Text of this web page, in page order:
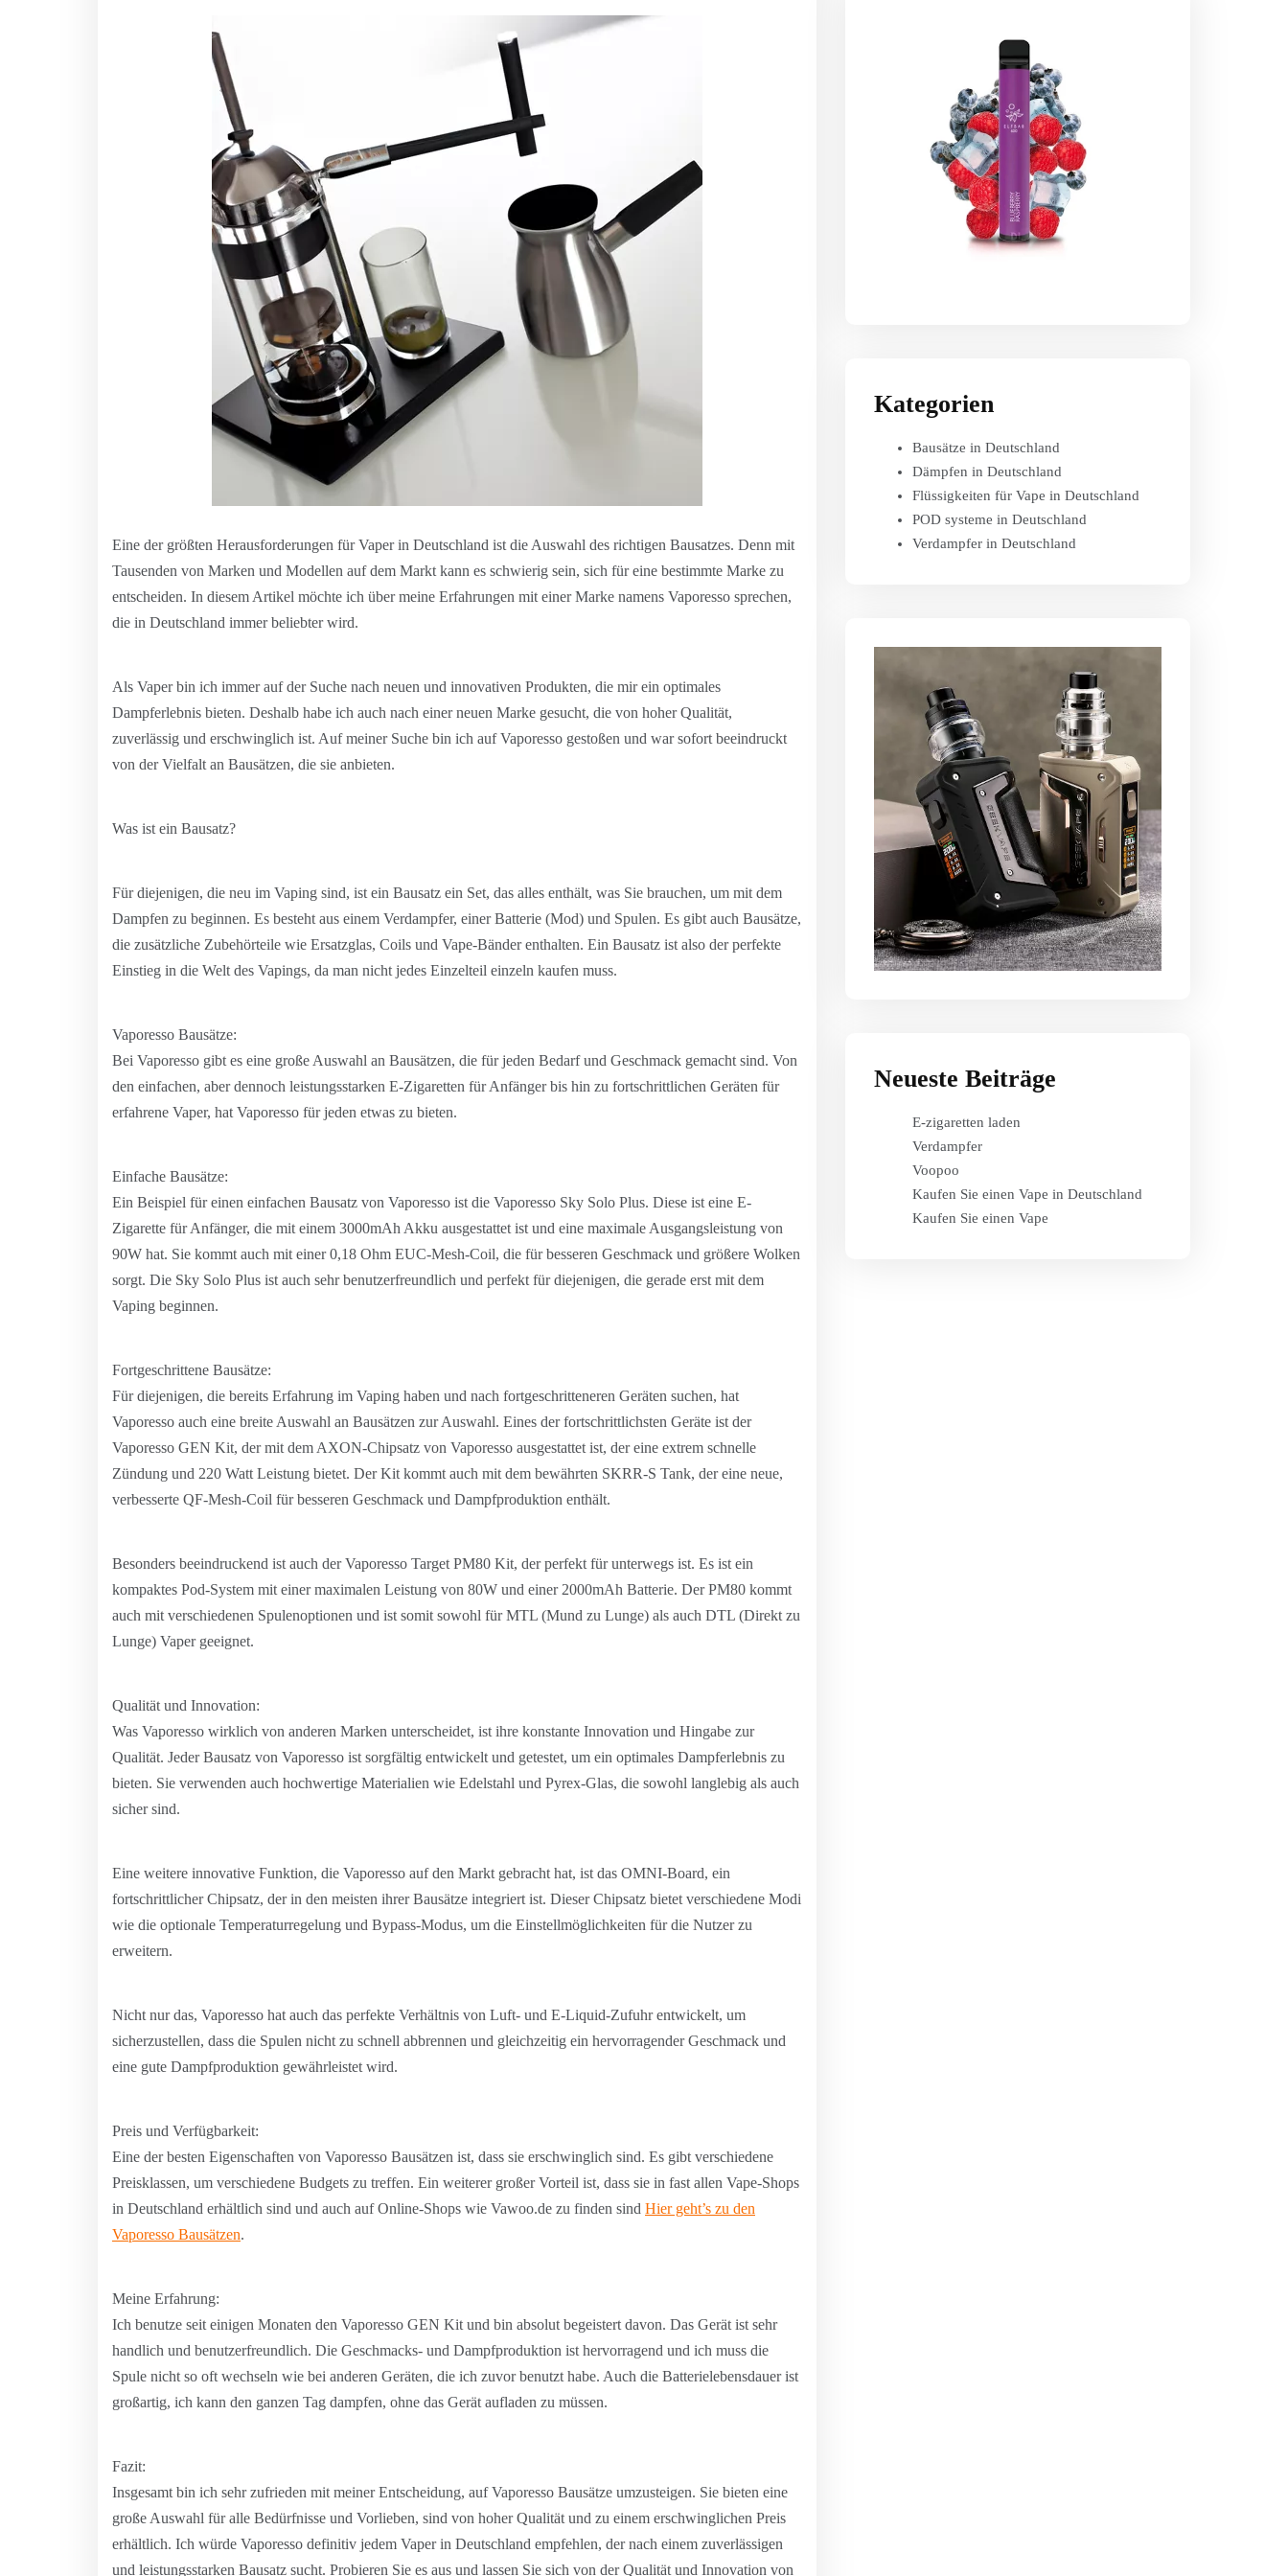
Eine der größten Herausforderungen für Vaper in Deutschland ist die Auswahl des richtigen Bausatzes. Denn mit
Tausenden von Marken und Modellen auf dem Markt kann es schwierig sein, sich für eine bestimmte Marke zu
entscheiden. In diesem Artikel möchte ich über meine Erfahrungen mit einer Marke namens Vaporesso sprechen,
die in Deutschland immer beliebter wird.
Als Vaper bin ich immer auf der Suche nach neuen und innovativen Produkten, die mir ein optimales
Dampferlebnis bieten. Deshalb habe ich auch nach einer neuen Marke gesucht, die von hoher Qualität,
zuverlässig und erschwinglich ist. Auf meiner Suche bin ich auf Vaporesso gestoßen und war sofort beeindruckt
von der Vielfalt an Bausätzen, die sie anbieten.
Was ist ein Bausatz?
Für diejenigen, die neu im Vaping sind, ist ein Bausatz ein Set, das alles enthält, was Sie brauchen, um mit dem
Dampfen zu beginnen. Es besteht aus einem Verdampfer, einer Batterie (Mod) und Spulen. Es gibt auch Bausätze,
die zusätzliche Zubehörteile wie Ersatzglas, Coils und Vape-Bänder enthalten. Ein Bausatz ist also der perfekte
Einstieg in die Welt des Vapings, da man nicht jedes Einzelteil einzeln kaufen muss.
Vaporesso Bausätze:
Bei Vaporesso gibt es eine große Auswahl an Bausätzen, die für jeden Bedarf und Geschmack gemacht sind. Von
den einfachen, aber dennoch leistungsstarken E-Zigaretten für Anfänger bis hin zu fortschrittlichen Geräten für
erfahrene Vaper, hat Vaporesso für jeden etwas zu bieten.
Einfache Bausätze:
Ein Beispiel für einen einfachen Bausatz von Vaporesso ist die Vaporesso Sky Solo Plus. Diese ist eine E-
Zigarette für Anfänger, die mit einem 3000mAh Akku ausgestattet ist und eine maximale Ausgangsleistung von
90W hat. Sie kommt auch mit einer 0,18 Ohm EUC-Mesh-Coil, die für besseren Geschmack und größere Wolken
sorgt. Die Sky Solo Plus ist auch sehr benutzerfreundlich und perfekt für diejenigen, die gerade erst mit dem
Vaping beginnen.
Fortgeschrittene Bausätze:
Für diejenigen, die bereits Erfahrung im Vaping haben und nach fortgeschritteneren Geräten suchen, hat
Vaporesso auch eine breite Auswahl an Bausätzen zur Auswahl. Eines der fortschrittlichsten Geräte ist der
Vaporesso GEN Kit, der mit dem AXON-Chipsatz von Vaporesso ausgestattet ist, der eine extrem schnelle
Zündung und 220 Watt Leistung bietet. Der Kit kommt auch mit dem bewährten SKRR-S Tank, der eine neue,
verbesserte QF-Mesh-Coil für besseren Geschmack und Dampfproduktion enthält.
Besonders beeindruckend ist auch der Vaporesso Target PM80 Kit, der perfekt für unterwegs ist. Es ist ein
kompaktes Pod-System mit einer maximalen Leistung von 80W und einer 2000mAh Batterie. Der PM80 kommt
auch mit verschiedenen Spulenoptionen und ist somit sowohl für MTL (Mund zu Lunge) als auch DTL (Direkt zu
Lunge) Vaper geeignet.
Qualität und Innovation:
Was Vaporesso wirklich von anderen Marken unterscheidet, ist ihre konstante Innovation und Hingabe zur
Qualität. Jeder Bausatz von Vaporesso ist sorgfältig entwickelt und getestet, um ein optimales Dampferlebnis zu
bieten. Sie verwenden auch hochwertige Materialien wie Edelstahl und Pyrex-Glas, die sowohl langlebig als auch
sicher sind.
Eine weitere innovative Funktion, die Vaporesso auf den Markt gebracht hat, ist das OMNI-Board, ein
fortschrittlicher Chipsatz, der in den meisten ihrer Bausätze integriert ist. Dieser Chipsatz bietet verschiedene Modi
wie die optionale Temperaturregelung und Bypass-Modus, um die Einstellmöglichkeiten für die Nutzer zu
erweitern.
Nicht nur das, Vaporesso hat auch das perfekte Verhältnis von Luft- und E-Liquid-Zufuhr entwickelt, um
sicherzustellen, dass die Spulen nicht zu schnell abbrennen und gleichzeitig ein hervorragender Geschmack und
eine gute Dampfproduktion gewährleistet wird.
Preis und Verfügbarkeit:
Eine der besten Eigenschaften von Vaporesso Bausätzen ist, dass sie erschwinglich sind. Es gibt verschiedene
Preisklassen, um verschiedene Budgets zu treffen. Ein weiterer großer Vorteil ist, dass sie in fast allen Vape-Shops
in Deutschland erhältlich sind und auch auf Online-Shops wie Vawoo.de zu finden sind Hier geht’s zu den
Vaporesso Bausätzen.
Meine Erfahrung:
Ich benutze seit einigen Monaten den Vaporesso GEN Kit und bin absolut begeistert davon. Das Gerät ist sehr
handlich und benutzerfreundlich. Die Geschmacks- und Dampfproduktion ist hervorragend und ich muss die
Spule nicht so oft wechseln wie bei anderen Geräten, die ich zuvor benutzt habe. Auch die Batterielebensdauer ist
großartig, ich kann den ganzen Tag dampfen, ohne das Gerät aufladen zu müssen.
Fazit:
Insgesamt bin ich sehr zufrieden mit meiner Entscheidung, auf Vaporesso Bausätze umzusteigen. Sie bieten eine
große Auswahl für alle Bedürfnisse und Vorlieben, sind von hoher Qualität und zu einem erschwinglichen Preis
erhältlich. Ich würde Vaporesso definitiv jedem Vaper in Deutschland empfehlen, der nach einem zuverlässigen
und leistungsstarken Bausatz sucht. Probieren Sie es aus und lassen Sie sich von der Qualität und Innovation von
Kategorien
Bausätze in Deutschland
Dämpfen in Deutschland
Flüssigkeiten für Vape in Deutschland
POD systeme in Deutschland
Verdampfer in Deutschland
Neueste Beiträge
E-zigaretten laden
Verdampfer
Voopoo
Kaufen Sie einen Vape in Deutschland
Kaufen Sie einen Vape